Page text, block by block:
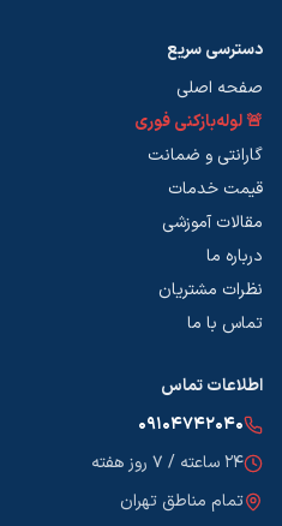
دسترسی سریع
صفحه اصلی
🚨 لوله‌بازکنی فوری
گارانتی و ضمانت
قیمت خدمات
مقالات آموزشی
درباره ما
نظرات مشتریان
تماس با ما
اطلاعات تماس
۰۹۱۰۴۷۴۲۰۴۰
۲۴ ساعته / ۷ روز هفته
تمام مناطق تهران